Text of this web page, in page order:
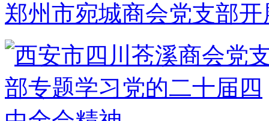
郑州市宛城商会党支部